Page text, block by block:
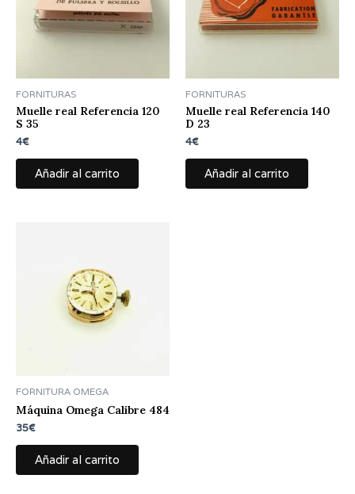
FORNITURAS
Muelle real Referencia 120
S 35
4€
Añadir al carrito
FORNITURAS
Muelle real Referencia 140
D 23
4€
Añadir al carrito
FORNITURA OMEGA
Máquina Omega Calibre 484
35€
Añadir al carrito